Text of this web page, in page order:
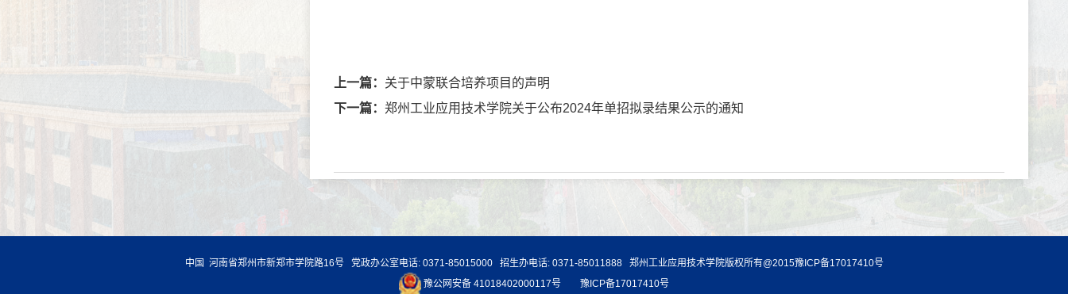
上一篇： 关于中蒙联合培养项目的声明
下一篇： 郑州工业应用技术学院关于公布2024年单招拟录结果公示的通知
中国 河南省郑州市新郑市学院路16号 党政办公室电话: 0371-85015000 招生办电话: 0371-85011888 郑州工业应用技术学院版权所有@2015豫ICP备17017410号
豫公网安备 41018402000117号
豫ICP备17017410号